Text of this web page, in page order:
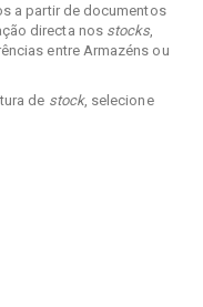
a partir de documentos
directa nos stocks,
entre Armazéns ou
de stock, selecione